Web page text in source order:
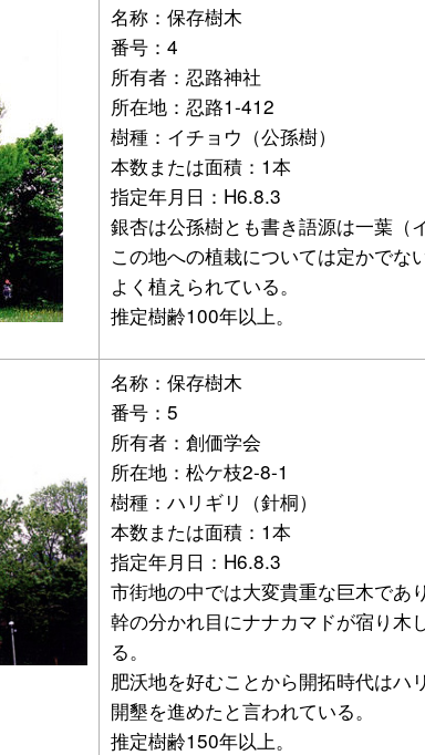
名称：保存樹木
番号：4
所有者：忍路神社
所在地：忍路1-412
樹種：イチョウ（公孫樹）
本数または面積：1本
指定年月日：H6.8.3
銀杏は公孫樹とも書き語源は一葉（
この地への植栽については定かでな
よく植えられている。
推定樹齢100年以上。
名称：保存樹木
番号：5
所有者：創価学会
所在地：松ケ枝2-8-1
樹種：ハリギリ（針桐）
本数または面積：1本
指定年月日：H6.8.3
市街地の中では大変貴重な巨木であり
幹の分かれ目にナナカマドが宿り木
る。
肥沃地を好むことから開拓時代はハ
開墾を進めたと言われている。
推定樹齢150年以上。